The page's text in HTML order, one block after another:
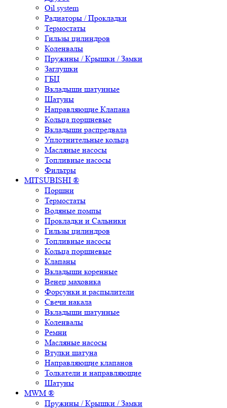
Oil system
Радиаторы / Прокладки
Термостаты
Гильзы цилиндров
Коленвалы
Пружины / Крышки / Замки
Заглушки
ГБЦ
Вкладыши шатунные
Шатуны
Направляющие Клапана
Кольца поршневые
Вкладыши распредвала
Уплотнительные кольца
Масляные насосы
Топливные насосы
Фильтры
MITSUBISHI ®
Поршни
Термостаты
Водяные помпы
Прокладки и Сальники
Гильзы цилиндров
Топливные насосы
Кольца поршневые
Клапаны
Вкладыши коренные
Венец маховика
Форсунки и распылители
Свечи накала
Вкладыши шатунные
Коленвалы
Ремни
Масляные насосы
Втулки шатуна
Направляющие клапанов
Толкатели и направляющие
Шатуны
MWM ®
Пружины / Крышки / Замки